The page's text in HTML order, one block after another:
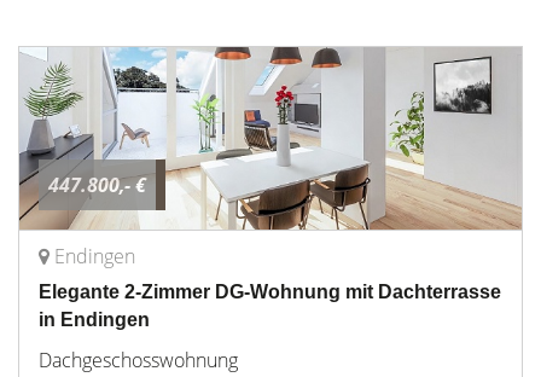
447.800,- €
Endingen
Elegante 2-Zimmer DG-Wohnung mit Dachterrasse
in Endingen
Dachgeschosswohnung